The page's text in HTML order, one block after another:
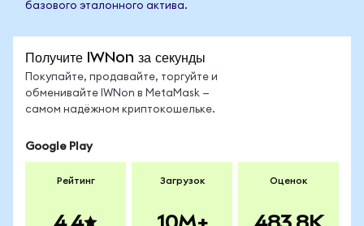
базового эталонного актива.
Получите IWNon за секунды
Покупайте, продавайте, торгуйте и
обменивайте IWNon в MetaMask —
самом надёжном криптокошельке.
Google Play
Рейтинг Загрузок Оценок